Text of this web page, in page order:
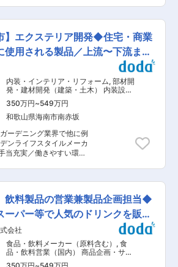
1＞時間単位有休制度：1時
取得でき、日中に仕事を
＜制度2＞健康休暇制
ことができ、最大40日ま
暇とは別途支給されま
の定める業務
築・保守運用管理を担当
サービスは「Open LINK
」で、自治体様の窓口相
でPCやスマートフォン
で行うサービスです。 ★
ご覧ください！
lgov-
上記サービスの他、自治
ス開発も行っておりま
公共サービスの設計〜開
までをお任せします。そ
をお任せいたします。 ・
追加・拡張 ・自治体DX
対応・拡大基盤の確立 ・
継承・育成体制の強化 ★
ド：Node.js、
・フロントエンド：
JavaScript OS： ・開発
本番／Linux コンテナ：
Redis、PostgreSQL ツ
、担当課長1名（40
〜60代）、主任2名（30
】エクステリア開発◆住宅・商業
使用される製品／上流〜下流まで
内装・インテリア・リフォーム, 部材開
発・建材開発（建築・土木） 内装設
計・インテリア
350万円~549万円
和歌山県海南市南赤坂
ーデニング業界で他に例
ンライフスタイルメーカ
当充実／働きやすい環境
ら参画し、各担当者と方
製品が商品化されるまで
： ◇主
ート／ブロック塀上に設
ェンス／土で奥深い質感
リア ◇企画の方向性が定
いた実際の設計工程に移
生産部門と密に打ち合わ
ポジションの
飲料製品の営業兼製品企画担当◆
ーパー等で人気のドリンクを販
会社
食品・飲料メーカー（原料含む） , 食
品・飲料営業（国内） 商品企画・サー
ビス企画